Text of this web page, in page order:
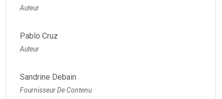
Auteur
Pablo Cruz
Auteur
Sandrine Debain
Fournisseur De Contenu